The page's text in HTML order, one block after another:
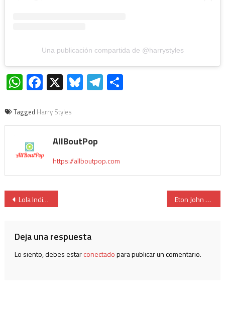
Una publicación compartida de @harrystyles
WhatsApp
Facebook
X BlueskyTelegram
Compartir
Tagged Harry Styles
AllBoutPop
https://allboutpop.com
Lola Indigo y María Becerra estrenan ‘DISCOTEKA’ Eton John trae el comeback de Britney Spears con ‘Hold Me Closer’
Deja una respuesta
Lo siento, debes estarconectadopara publicar un comentario.